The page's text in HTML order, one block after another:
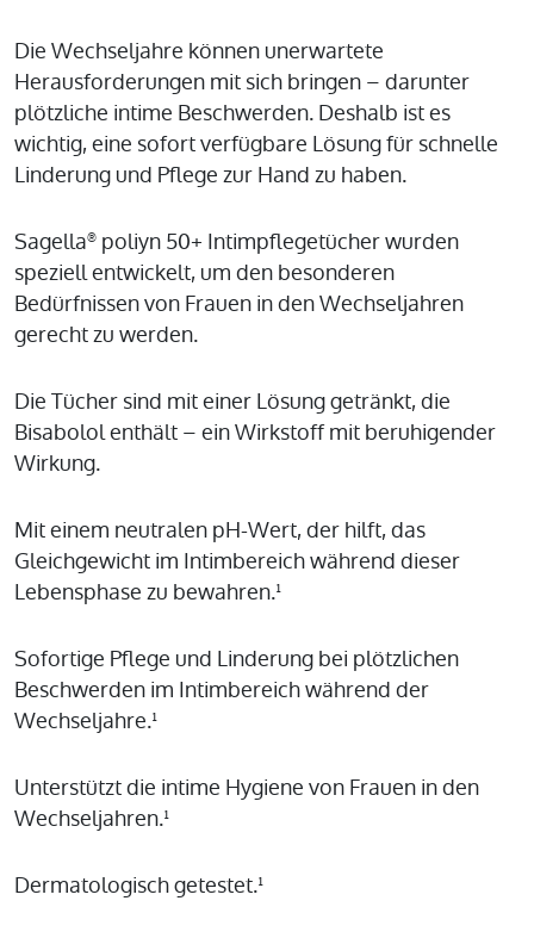
Die Wechseljahre können unerwartete
Herausforderungen mit sich bringen – darunter
plötzliche intime Beschwerden. Deshalb ist es
wichtig, eine sofort verfügbare Lösung für schnelle
Linderung und Pflege zur Hand zu haben.
Sagella® poliyn 50+ Intimpflegetücher wurden
speziell entwickelt, um den besonderen
Bedürfnissen von Frauen in den Wechseljahren
gerecht zu werden.
Die Tücher sind mit einer Lösung getränkt, die
Bisabolol enthält – ein Wirkstoff mit beruhigender
Wirkung.
Mit einem neutralen pH-Wert, der hilft, das
Gleichgewicht im Intimbereich während dieser
Lebensphase zu bewahren.¹
Sofortige Pflege und Linderung bei plötzlichen
Beschwerden im Intimbereich während der
Wechseljahre.¹
Unterstützt die intime Hygiene von Frauen in den
Wechseljahren.¹
Dermatologisch getestet.¹